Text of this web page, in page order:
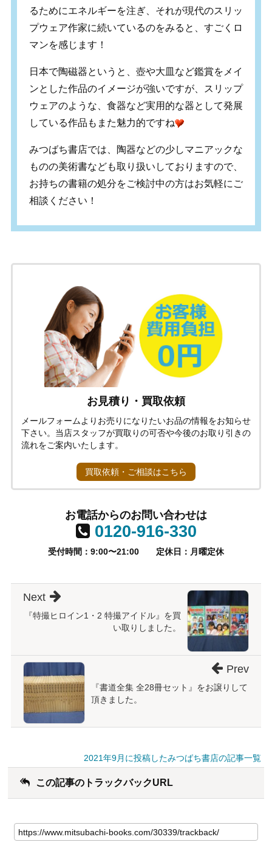
るためにエネルギーを注ぎ、それが現代のスリッ
プウェア作家に続いているのをみると、すごくロ
マンを感じます！
日本で陶磁器というと、壺や大皿など鑑賞をメイ
ンとした作品のイメージが強いですが、スリップ
ウェアのような、食器など実用的な器として発展
している作品もまた魅力的ですね
みつばち書店では、陶器などの少しマニアックな
ものの美術書なども取り扱いしておりますので、
お持ちの書籍の処分をご検討中の方はお気軽にご
相談ください！
お見積り・買取依頼
メールフォームよりお売りになりたいお品の情報をお知らせ
下さい。当店スタッフが買取りの可否や今後のお取り引きの
流れをご案内いたします。
買取依頼・ご相談はこちら
お電話からのお問い合わせは
0120-916-330
受付時間：9:00〜21:00 定休日：月曜定休
『特撮ヒロイン1・2 特撮アイドル』を買
い取りしました。
Next
『書道全集 全28冊セット』をお譲りして
頂きました。
Prev
2021年9月に投稿したみつばち書店の記事一覧
この記事のトラックバックURL